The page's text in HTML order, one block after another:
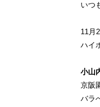
いつ
11月
ハイ
小山
京阪
バラ